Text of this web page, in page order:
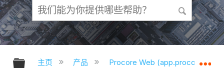
扩展/隐缩全局层次
主页 产品 Procore Web